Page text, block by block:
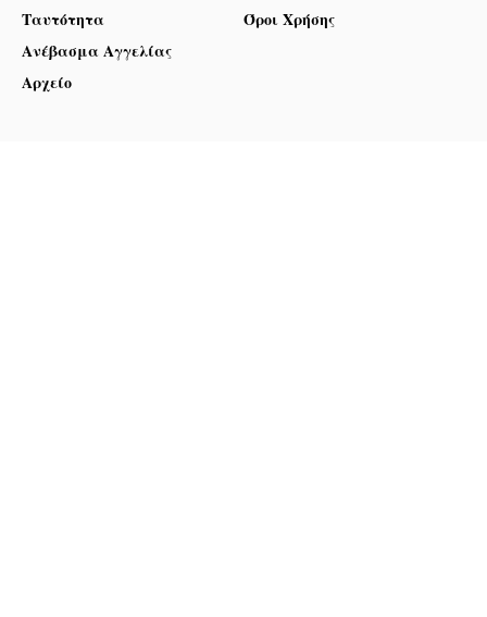
Ταυτότητα
Ανέβασμα Αγγελίας
Αρχείο
Όροι Χρήσης